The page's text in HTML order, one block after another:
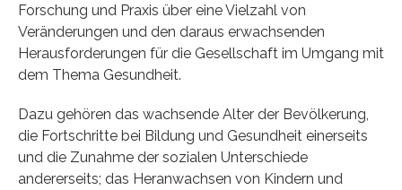
Forschung und Praxis über eine Vielzahl von
Veränderungen und den daraus erwachsenden
Herausforderungen für die Gesellschaft im Umgang mit
dem Thema Gesundheit.
Dazu gehören das wachsende Alter der Bevölkerung,
die Fortschritte bei Bildung und Gesundheit einerseits
und die Zunahme der sozialen Unterschiede
andererseits; das Heranwachsen von Kindern und